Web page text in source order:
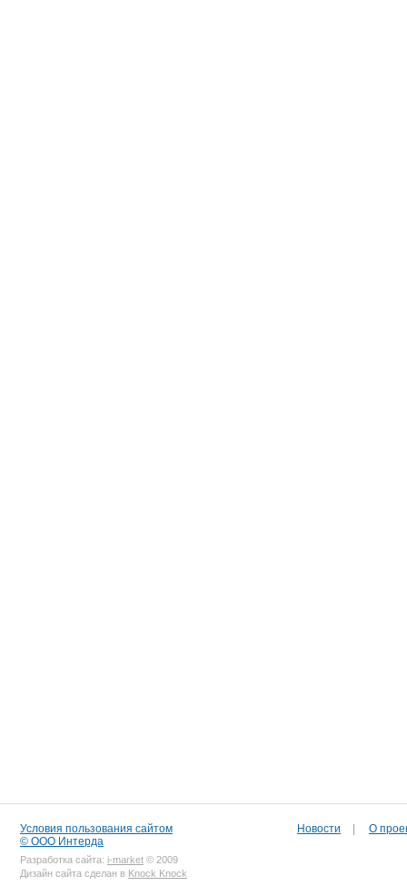
Условия пользования сайтом
© ООО Интерда
Разработка сайта: i-market © 2009
Дизайн сайта сделан в Knock Knock
Новости О